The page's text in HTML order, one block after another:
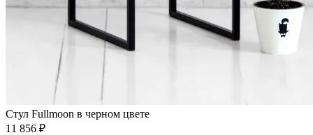
Стул Fullmoon в черном цвете
11 856 ₽